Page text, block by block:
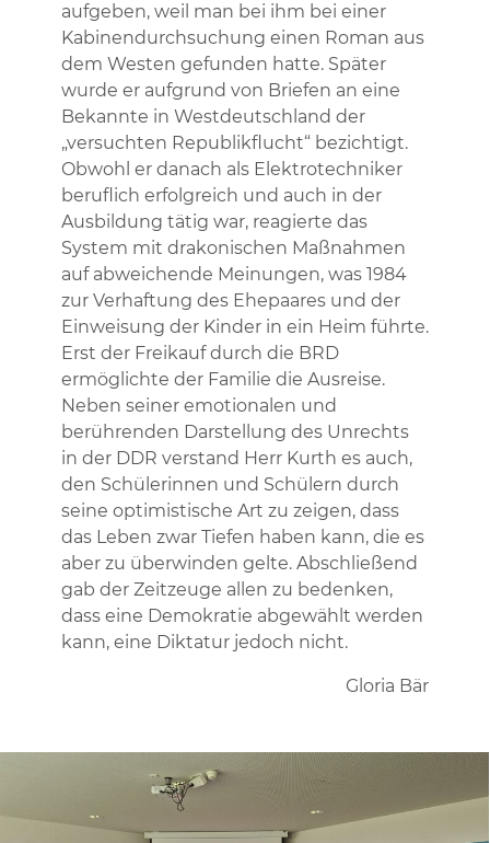
aufgeben, weil man bei ihm bei einer
Kabinendurchsuchung einen Roman aus
dem Westen gefunden hatte. Später
wurde er aufgrund von Briefen an eine
Bekannte in Westdeutschland der
„versuchten Republikflucht“ bezichtigt.
Obwohl er danach als Elektrotechniker
beruflich erfolgreich und auch in der
Ausbildung tätig war, reagierte das
System mit drakonischen Maßnahmen
auf abweichende Meinungen, was 1984
zur Verhaftung des Ehepaares und der
Einweisung der Kinder in ein Heim führte.
Erst der Freikauf durch die BRD
ermöglichte der Familie die Ausreise.
Neben seiner emotionalen und
berührenden Darstellung des Unrechts
in der DDR verstand Herr Kurth es auch,
den Schülerinnen und Schülern durch
seine optimistische Art zu zeigen, dass
das Leben zwar Tiefen haben kann, die es
aber zu überwinden gelte. Abschließend
gab der Zeitzeuge allen zu bedenken,
dass eine Demokratie abgewählt werden
kann, eine Diktatur jedoch nicht.
Gloria Bär